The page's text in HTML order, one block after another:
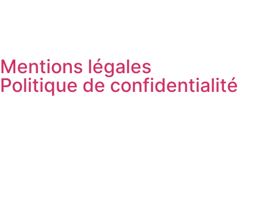
Mentions légales
Politique de confidentialité